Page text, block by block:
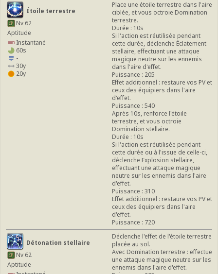
Étoile terrestre
Nv 62
Aptitude
Instantané
60s
-
30y
20y
Place une étoile terrestre dans l'aire
ciblée, et vous octroie Domination
terrestre.
Durée : 10s
Si l'action est réutilisée pendant
cette durée, déclenche Éclatement
stellaire, effectuant une attaque
magique neutre sur les ennemis
dans l'aire d'effet.
Puissance : 205
Effet additionnel : restaure vos PV et
ceux des équipiers dans l'aire
d'effet.
Puissance : 540
Après 10s, renforce l'étoile
terrestre, et vous octroie
Domination stellaire.
Durée : 10s
Si l'action est réutilisée pendant
cette durée ou à l'issue de celle-ci,
déclenche Explosion stellaire,
effectuant une attaque magique
neutre sur les ennemis dans l'aire
d'effet.
Puissance : 310
Effet additionnel : restaure vos PV et
ceux des équipiers dans l'aire
d'effet.
Puissance : 720
Détonation stellaire
Nv 62
Aptitude
Déclenche l'effet de l'étoile terrestre
placée au sol.
Avec Domination terrestre : effectue
une attaque magique neutre sur les
ennemis dans l'aire d'effet.